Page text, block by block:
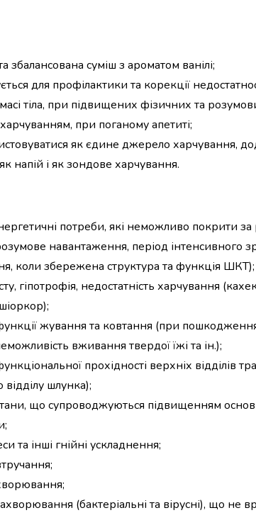
збалансована суміш з ароматом ванілі;
для профілактики та корекції
тіла, при підвищених фізичних та
при поганому апетиті;
як єдине джерело харчування,
напій і як зондове харчування.
потреби, які неможливо покрити за
навантаження, період інтенсивного
коли збережена структура та функція ШКТ);
гіпотрофія, недостатність харчування
жування та ковтання (при
вживання твердої їжі та ін.);
прохідності верхніх відділів
відділу шлунка);
що супроводжуються підвищенням
та інші гнійні ускладнення;
(бактеріальні та вірусні), що